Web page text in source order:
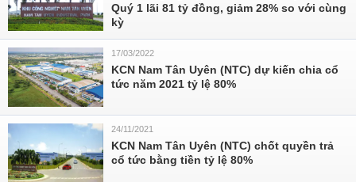
Quý 1 lãi 81 tỷ đồng, giảm 28% so với cùng
kỳ
17/03/2022
KCN Nam Tân Uyên (NTC) dự kiến chia cổ
tức năm 2021 tỷ lệ 80%
24/11/2021
KCN Nam Tân Uyên (NTC) chốt quyền trả
cổ tức bằng tiền tỷ lệ 80%